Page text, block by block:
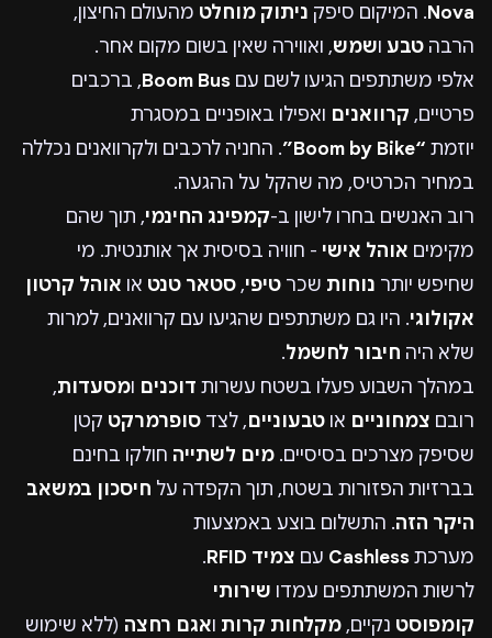
Nova. המיקום סיפק ניתוק מוחלט מהעולם החיצון,
הרבה טבע ושמש, ואווירה שאין בשום מקום אחר.
אלפי משתתפים הגיעו לשם עם Boom Bus, ברכבים
פרטיים, קרוואנים ואפילו באופניים במסגרת
יוזמת “Boom by Bike”
. החניה לרכבים ולקרוואנים נכללה
במחיר הכרטיס, מה שהקל על ההגעה.
רוב האנשים בחרו לישון ב-קמפינג החינמי, תוך שהם
מקימים אוהל אישי - חוויה בסיסית אך אותנטית. מי
שחיפש יותר נוחות שכר טיפי, סטאר טנט או אוהל קרטון
אקולוגי. היו גם משתתפים שהגיעו עם קרוואנים, למרות
שלא היה חיבור לחשמל.
במהלך השבוע פעלו בשטח עשרות דוכנים ומסעדות,
רובם צמחוניים או טבעוניים, לצד סופרמרקט קטן
שסיפק מצרכים בסיסיים. מים לשתייה חולקו בחינם
בברזיות הפזורות בשטח, תוך הקפדה על חיסכון במשאב
היקר הזה. התשלום בוצע באמצעות
מערכתCashless עם צמיד RFID
.
לרשות המשתתפים עמדו שירותי
קומפוסט נקיים, מקלחות קרות ואגם רחצה (ללא שימוש